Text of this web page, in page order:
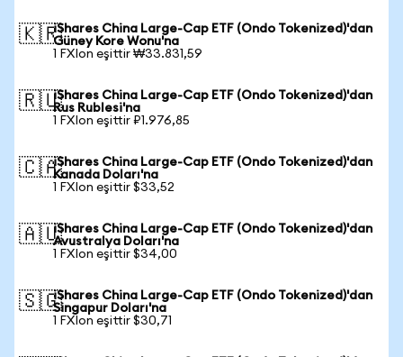
🇰🇷iShares China Large-Cap ETF (Ondo Tokenized)'dan
Güney Kore Wonu'na
1 FXIon eşittir ₩33.831,59
🇷🇺iShares China Large-Cap ETF (Ondo Tokenized)'dan
Rus Rublesi'na
1 FXIon eşittir ₽1.976,85
🇨🇦iShares China Large-Cap ETF (Ondo Tokenized)'dan
Kanada Doları'na
1 FXIon eşittir $33,52
🇦🇺iShares China Large-Cap ETF (Ondo Tokenized)'dan
Avustralya Doları'na
1 FXIon eşittir $34,00
🇸🇬iShares China Large-Cap ETF (Ondo Tokenized)'dan
Singapur Doları'na
1 FXIon eşittir $30,71